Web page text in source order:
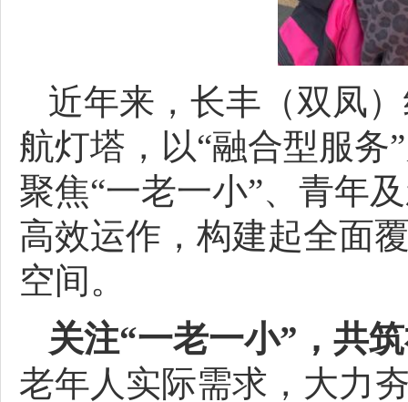
近年来，长丰（双凤
航灯塔，以“融合型服务
聚焦“一老一小”、青年
高效运作，构建起全面
空间。
关注“一老一小”，共
老年人实际需求，大力